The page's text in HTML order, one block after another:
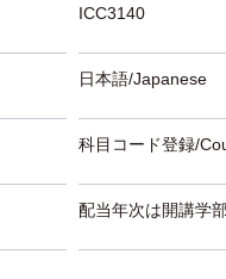
ICC3140
日本語/Japanese
科目コード登録/
配当年次は開講学